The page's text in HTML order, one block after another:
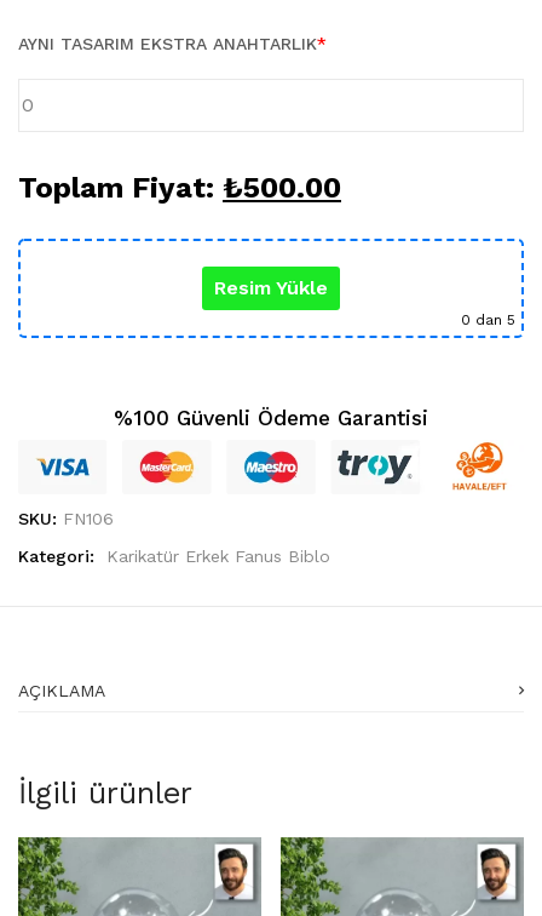
KUPA BARDAK (5)
Öğretmenler Günü (5)
AYNI TASARIM EKSTRA ANAHTARLIK*
Toplam Fiyat: ₺500.00
Resim Yükle
0 dan 5
%100 Güvenli Ödeme Garantisi
SKU: FN106
Kategori:
Karikatür Erkek Fanus Biblo
AÇIKLAMA
İlgili ürünler